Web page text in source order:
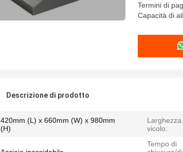
Termini di
Capacità di
Descrizione di prodotto
420mm (L) x 660mm (W) x 980mm
(H)
Larghezza
vicolo:
Tempo di